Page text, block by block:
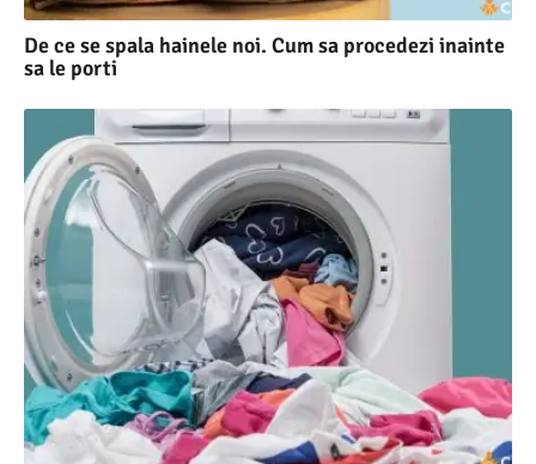
De ce se spala hainele noi. Cum sa procedezi inainte
sa le porti